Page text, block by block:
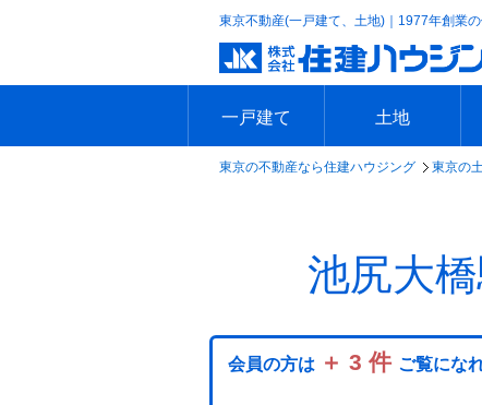
東京不動産(一戸建て、土地)｜1977年創業
一戸建て
エリアで探す
沿線で探す
新築一戸建て
中古一戸建て
本日の新着物件
今週の新着物件
土地
エリアで探す
沿線で探す
本日の新着物件
今週の新着物件
東京の不動産なら住建ハウジング 東京の
池尻大
会員の方は ＋ 3 件 ご覧にな